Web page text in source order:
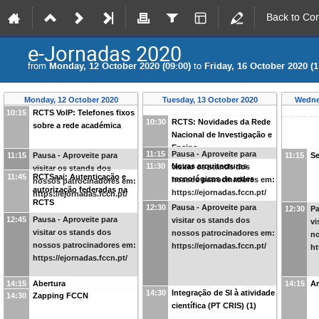
Back to
e-Jornadas 2020
from Monday, 12 October 2020 (09:00) to Friday, 16 October 2020
Monday, 12 October 2020
10:15
RCTS VoIP: Telefones fixos
sobre a rede académica
11:15
Pausa - Aproveite para
visitar os stands dos
nossos patrocinadores em:
https://ejornadas.fccn.pt/
11:45
RCTSaai: Autenticação e
autorização federadas na
RCTS
12:45
Pausa - Aproveite para
visitar os stands dos
nossos patrocinadores em:
https://ejornadas.fccn.pt/
14:15
Abertura
14:30
Zapping FCCN
Tuesday, 13 October 2020
10:30
RCTS: Novidades da Rede
Nacional de Investigação e
Ensino
11:15
Pausa - Aproveite para
visitar os stands dos
nossos patrocinadores em:
https://ejornadas.fccn.pt/
11:30
Novas arquitecturas
tecnológicas de redes
12:30
Pausa - Aproveite para
visitar os stands dos
nossos patrocinadores em:
https://ejornadas.fccn.pt/
14:30
Integração de SI à atividade
científica (PT CRIS) (1)
11:15
12:30
14:15